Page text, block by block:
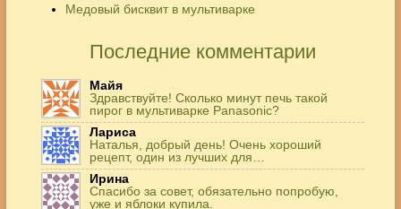
Медовый бисквит в мультиварке
Последние комментарии
Майя
Здравствуйте! Сколько минут печь такой
пирог в мультиварке Panasonic?
Лариса
Наталья, добрый день! Очень хороший
рецепт, один из лучших для…
Ирина
Спасибо за совет, обязательно попробую,
уже и яблоки купила.